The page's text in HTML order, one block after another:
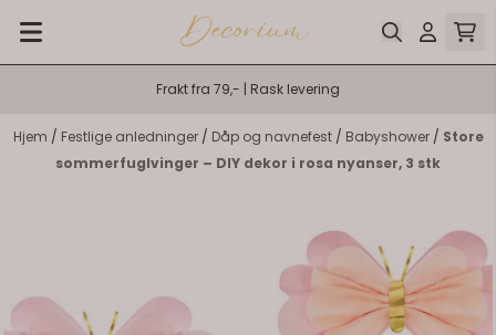
Hopp til innhold
Frakt fra 79,- | Rask levering
Hjem / Festlige anledninger / Dåp og navnefest / Babyshower / Store
sommerfuglvinger – DIY dekor i rosa nyanser, 3 stk